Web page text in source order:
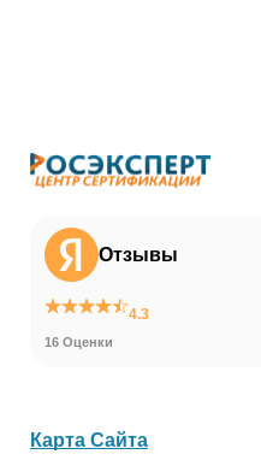
Отзывы
4.3
16 Оценки
Карта Сайта